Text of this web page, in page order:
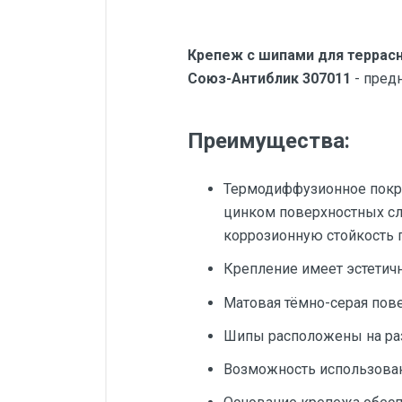
Крепеж с шипами для
Союз-Антиблик 307011 -
Преимущества:
Термодиффузионное
цинком поверхностных
коррозионную
Крепление имеет
Матовая тёмно-серая
Шипы расположены на
Возможность